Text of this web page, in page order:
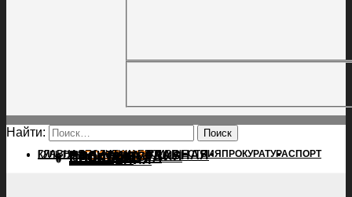
Найти:
ГЛАВНАЯПОЛИТИКАПРОИСШЕСТВИЯ ПРОКУРАТУРАСПОРТ
КУЛЬТУРАПОСЕЛЕНИЯГЛАВНАЯ
ПОЛИТИКА
ПРОИСШЕСТВИЯ
ПРОКУРАТУРА
СПОРТ
КУЛЬТУРА
ПОСЕЛЕНИЯ